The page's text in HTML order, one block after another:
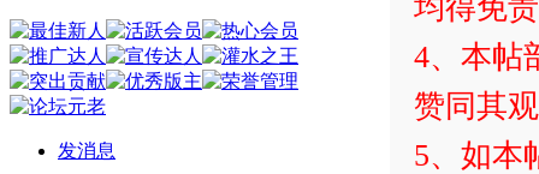
发消息
4、本帖
赞同其
5、如本